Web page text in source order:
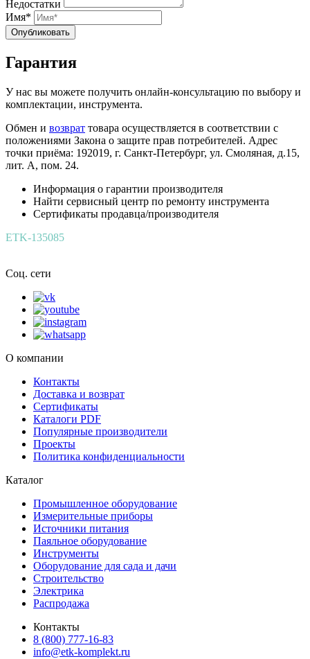
Недостатки
Имя*
Опубликовать
Гарантия
У нас вы можете получить онлайн-консультацию по выбору и
комплектации, инструмента.
Обмен и возврат товара осуществляется в соответствии с
положениями Закона о защите прав потребителей. Адрес
точки приёма: 192019, г. Санкт-Петербург, ул. Смоляная, д.15,
лит. А, пом. 24.
Информация о гарантии производителя
Найти сервисный центр по ремонту инструмента
Сертификаты продавца/производителя
ETK-135085
Соц. сети
О компании
Контакты
Доставка и возврат
Сертификаты
Каталоги PDF
Популярные производители
Проекты
Политика конфиденциальности
Каталог
Промышленное оборудование
Измерительные приборы
Источники питания
Паяльное оборудование
Инструменты
Оборудование для сада и дачи
Строительство
Электрика
Распродажа
Контакты
8 (800) 777-16-83
info@etk-komplekt.ru